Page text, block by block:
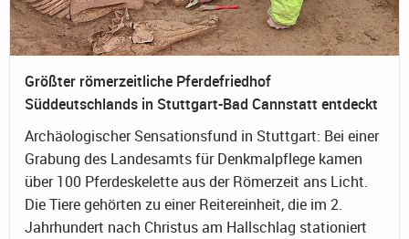
Größter römerzeitliche Pferdefriedhof
Süddeutschlands in Stuttgart-Bad Cannstatt entdeckt
Archäologischer Sensationsfund in Stuttgart: Bei einer
Grabung des Landesamts für Denkmalpflege kamen
über 100 Pferdeskelette aus der Römerzeit ans Licht.
Die Tiere gehörten zu einer Reitereinheit, die im 2.
Jahrhundert nach Christus am Hallschlag stationiert